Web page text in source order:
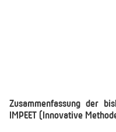
Zusammenfassung der
IMPEET (Innovative